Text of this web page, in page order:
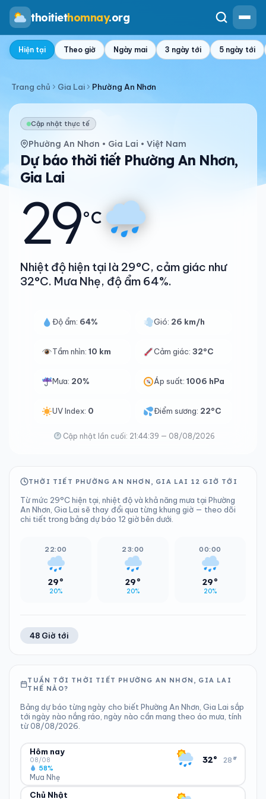
thoitiethomnay.org
Hiện tại Theo giờ Ngày mai 3 ngày tới 5 ngày tới
Trang chủ Gia Lai Phường An Nhơn
Cập nhật thực tế
Phường An Nhơn • Gia Lai • Việt Nam
Dự báo thời tiết Phường An Nhơn,
Gia Lai
29°C
Nhiệt độ hiện tại là 29°C, cảm giác như
32°C. Mưa Nhẹ, độ ẩm 64%.
Độ ẩm: 64% Gió: 26 km/h
Tầm nhìn: 10 km Cảm giác:32°C
Mưa: 20% Áp suất:1006 hPa
UV Index: 0 Điểm sương: 22°C
Cập nhật lần cuối: 21:44:39 — 08/08/2026
THỜI TIẾT PHƯỜNG AN NHƠN, GIA LAI 12 GIỜ TỚI
Từ mức 29°C hiện tại, nhiệt độ và khả năng mưa tại Phường
An Nhơn, Gia Lai sẽ thay đổi qua từng khung giờ — theo dõi
chi tiết trong bảng dự báo 12 giờ bên dưới.
22:00
29°
20%
23:00
29°
20%
00:00
29°
20%
48 Giờ tới
TUẦN TỚI THỜI TIẾT PHƯỜNG AN NHƠN, GIA LAI
THẾ NÀO?
Bảng dự báo từng ngày cho biết Phường An Nhơn, Gia Lai sắp
tới ngày nào nắng ráo, ngày nào cần mang theo áo mưa, tính
từ 08/08/2026.
Hôm nay
08/08
Mưa Nhẹ
58%
32° 28°
▾
ĐỘ ẨM
Chủ Nhật